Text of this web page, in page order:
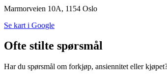
Marmorveien 10A, 1154 Oslo
Se kart i Google
Ofte stilte spørsmål
Har du spørsmål om forkjøp, ansiennitet eller